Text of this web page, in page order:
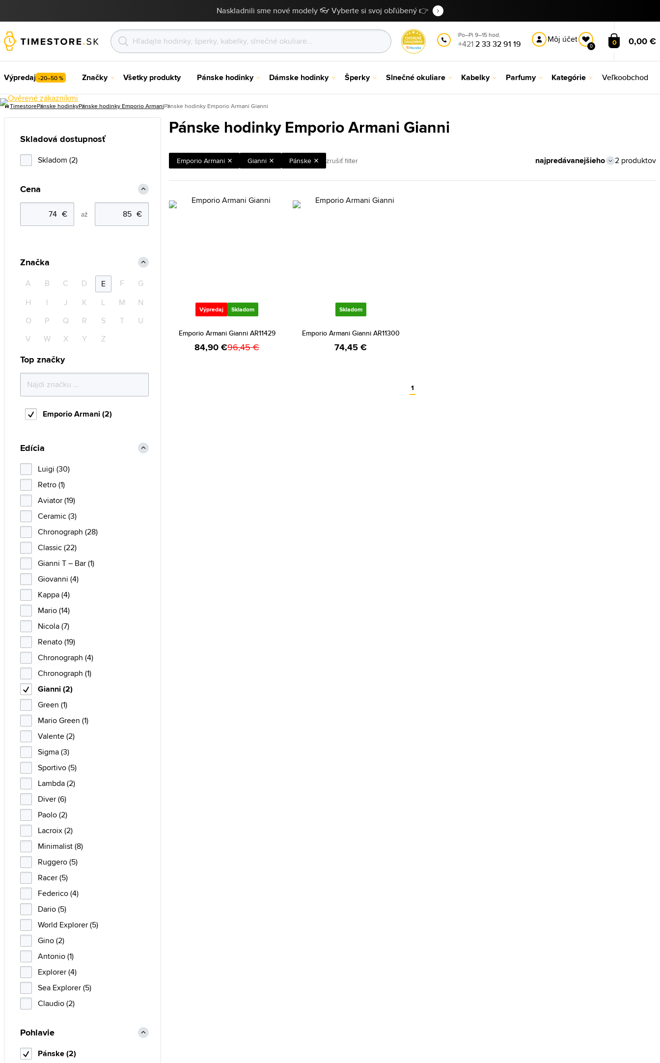
Naskladnili sme nové modely 👓 Vyberte si svoj obľúbený 👉
Po–Pi 9–15 hod.
+4212 33 32 91 19 Môj účet
0 0 0,00 €
Výpredaj -20–50 % Značky Všetky produkty Pánske hodinky Dámske hodinky Šperky Slnečné okuliare Kabelky Parfumy Kategórie Veľkoobchod
TimestorePánske hodinkyPánske hodinky Emporio ArmaniPánske hodinky Emporio Armani Gianni
Pánske hodinky Emporio Armani Gianni
Emporio Armani Gianni Pánske zrušiť filter 2 produktov
Výpredaj Skladom
Emporio Armani Gianni AR11429
84,90 €96,45 €
Skladom
Emporio Armani Gianni AR11300
74,45 €
1
Skladová dostupnosť
Skladom (2)
Cena
až
Značka
A B C D E F
G
H
I J K L M
N
O
P Q R S T
U
V
W X Y Z
Top značky
Emporio Armani (2)
Edícia
Luigi (30)
Retro (1)
Aviator (19)
Ceramic (3)
Chronograph (28)
Classic (22)
Gianni T – Bar (1)
Giovanni (4)
Kappa (4)
Mario (14)
Nicola (7)
Renato (19)
Chronograph (4)
Chronograph (1)
Gianni (2)
Green (1)
Mario Green (1)
Valente (2)
Sigma (3)
Sportivo (5)
Lambda (2)
Diver (6)
Paolo (2)
Lacroix (2)
Minimalist (8)
Ruggero (5)
Racer (5)
Federico (4)
Dario (5)
World Explorer (5)
Gino (2)
Antonio (1)
Explorer (4)
Sea Explorer (5)
Claudio (2)
Pohlavie
Pánske (2)